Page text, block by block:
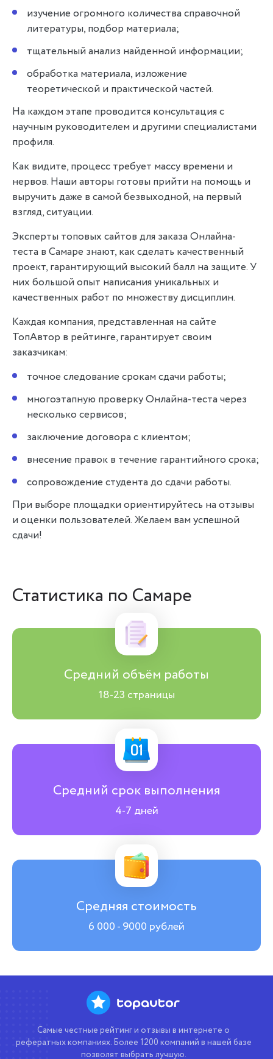
изучение огромного количества справочной
литературы, подбор материала;
тщательный анализ найденной информации;
обработка материала, изложение
теоретической и практической частей.
На каждом этапе проводится консультация с
научным руководителем и другими специалистами
профиля.
Как видите, процесс требует массу времени и
нервов. Наши авторы готовы прийти на помощь и
выручить даже в самой безвыходной, на первый
взгляд, ситуации.
Эксперты топовых сайтов для заказа Онлайна-
теста в Самаре знают, как сделать качественный
проект, гарантирующий высокий балл на защите. У
них большой опыт написания уникальных и
качественных работ по множеству дисциплин.
Каждая компания, представленная на сайте
ТопАвтор в рейтинге, гарантирует своим
заказчикам:
точное следование срокам сдачи работы;
многоэтапную проверку Онлайна-теста через
несколько сервисов;
заключение договора с клиентом;
внесение правок в течение гарантийного срока;
сопровождение студента до сдачи работы.
При выборе площадки ориентируйтесь на отзывы
и оценки пользователей. Желаем вам успешной
сдачи!
Статистика по Самаре
Средний объём работы
18-23 страницы
Средний срок выполнения
4-7 дней
Средняя стоимость
6 000 - 9000 рублей
Самые честные рейтинг и отзывы в интернете о
рефератных компаниях. Более 1200 компаний в нашей базе
позволят выбрать лучшую.